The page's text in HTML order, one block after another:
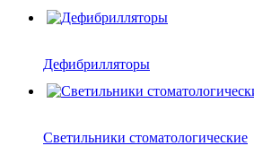
Дефибрилляторы
Светильники стоматологические